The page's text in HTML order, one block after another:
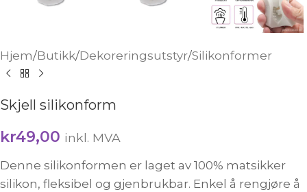
Hjem/Butikk/Dekoreringsutstyr/Silikonformer
Skjell silikonform
kr49,00 inkl. MVA
Denne silikonformen er laget av 100% matsikker
silikon, fleksibel og gjenbrukbar. Enkel å rengjøre å